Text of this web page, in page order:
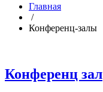
Главная
/
Конференц-залы
Конференц зал